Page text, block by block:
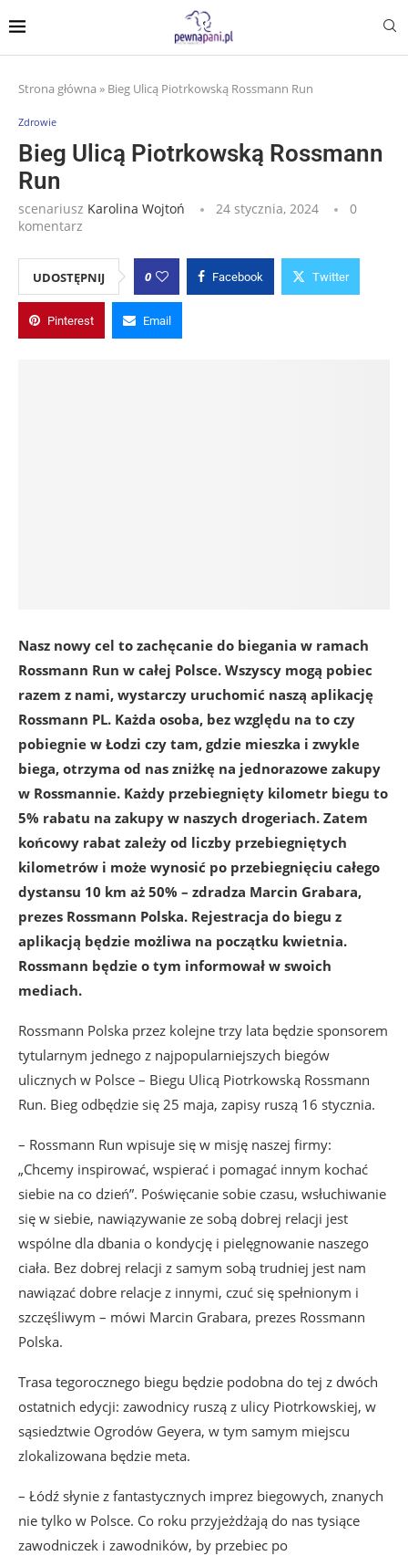
Strona główna » Bieg Ulicą Piotrkowską Rossmann Run
Zdrowie
Bieg Ulicą Piotrkowską Rossmann
Run
scenariusz Karolina Wojtoń 24 stycznia, 2024
0
komentarz
UDOSTĘPNIJ 0 Facebook Twitter
Pinterest Email
Nasz nowy cel to zachęcanie do biegania w ramach
Rossmann Run w całej Polsce. Wszyscy mogą pobiec
razem z nami, wystarczy uruchomić naszą aplikację
Rossmann PL. Każda osoba, bez względu na to czy
pobiegnie w Łodzi czy tam, gdzie mieszka i zwykle
biega, otrzyma od nas zniżkę na jednorazowe zakupy
w Rossmannie. Każdy przebiegnięty kilometr biegu to
5% rabatu na zakupy w naszych drogeriach. Zatem
końcowy rabat zależy od liczby przebiegniętych
kilometrów i może wynosić po przebiegnięciu całego
dystansu 10 km aż 50% – zdradza Marcin Grabara,
prezes Rossmann Polska. Rejestracja do biegu z
aplikacją będzie możliwa na początku kwietnia.
Rossmann będzie o tym informował w swoich
mediach.
Rossmann Polska przez kolejne trzy lata będzie sponsorem
tytularnym jednego z najpopularniejszych biegów
ulicznych w Polsce – Biegu Ulicą Piotrkowską Rossmann
Run. Bieg odbędzie się 25 maja, zapisy ruszą 16 stycznia.
– Rossmann Run wpisuje się w misję naszej firmy:
„Chcemy inspirować, wspierać i pomagać innym kochać
siebie na co dzień”. Poświęcanie sobie czasu, wsłuchiwanie
się w siebie, nawiązywanie ze sobą dobrej relacji jest
wspólne dla dbania o kondycję i pielęgnowanie naszego
ciała. Bez dobrej relacji z samym sobą trudniej jest nam
nawiązać dobre relacje z innymi, czuć się spełnionym i
szczęśliwym – mówi Marcin Grabara, prezes Rossmann
Polska.
Trasa tegorocznego biegu będzie podobna do tej z dwóch
ostatnich edycji: zawodnicy ruszą z ulicy Piotrkowskiej, w
sąsiedztwie Ogrodów Geyera, w tym samym miejscu
zlokalizowana będzie meta.
– Łódź słynie z fantastycznych imprez biegowych, znanych
nie tylko w Polsce. Co roku przyjeżdżają do nas tysiące
zawodniczek i zawodników, by przebiec po